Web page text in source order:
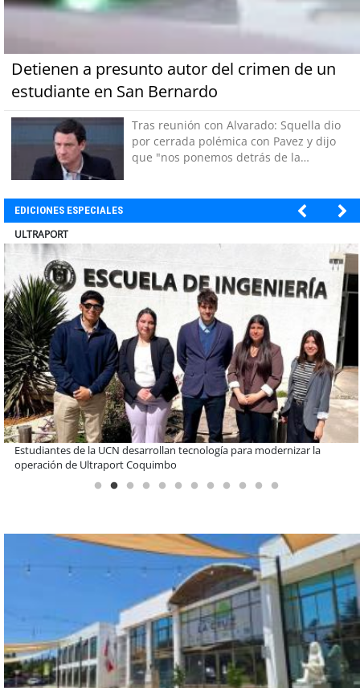
Detienen a presunto autor del crimen de un
estudiante en San Bernardo
Tras reunión con Alvarado: Squella dio
por cerrada polémica con Pavez y dijo
que "nos ponemos detrás de la
EDICIONES ESPECIALES
BANCO DE CHILE
Educación y colaboración público-privada se toman La Araucanía:
encuentro reunió a líderes para abordar las brechas y oportunidades